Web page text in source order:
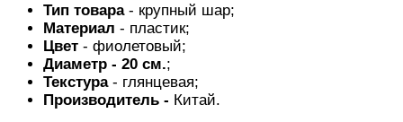
Тип товара - крупный шар;
Материал - пластик;
Цвет - фиолетовый;
Диаметр - 20 см.;
Текстура - глянцевая;
Производитель - Китай.